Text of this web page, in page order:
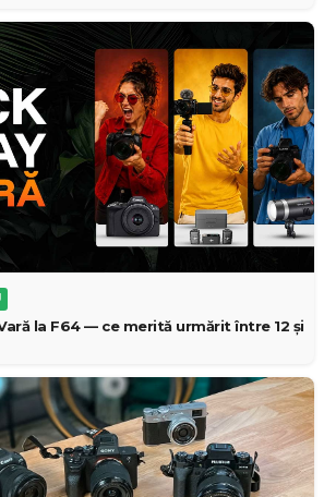
la F64 — ce merită urmărit între 12 și